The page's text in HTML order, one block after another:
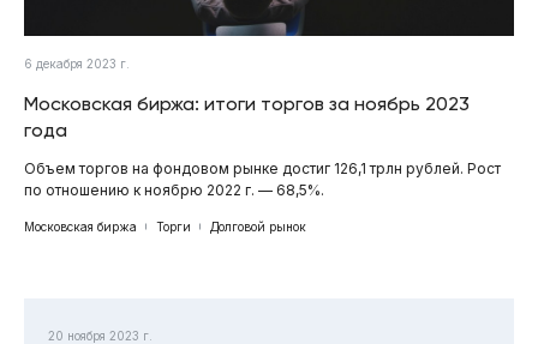
6 декабря 2023 г.
Московская биржа: итоги торгов за ноябрь 2023
года
Объем торгов на фондовом рынке достиг 126,1 трлн рублей. Рост
по отношению к ноябрю 2022 г. — 68,5%.
Московская биржа Торги Долговой рынок
20 ноября 2023 г.